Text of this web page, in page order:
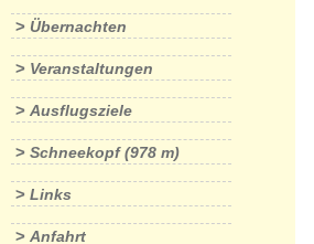
> Übernachten
> Veranstaltungen
> Ausflugsziele
> Schneekopf (978 m)
> Links
> Anfahrt